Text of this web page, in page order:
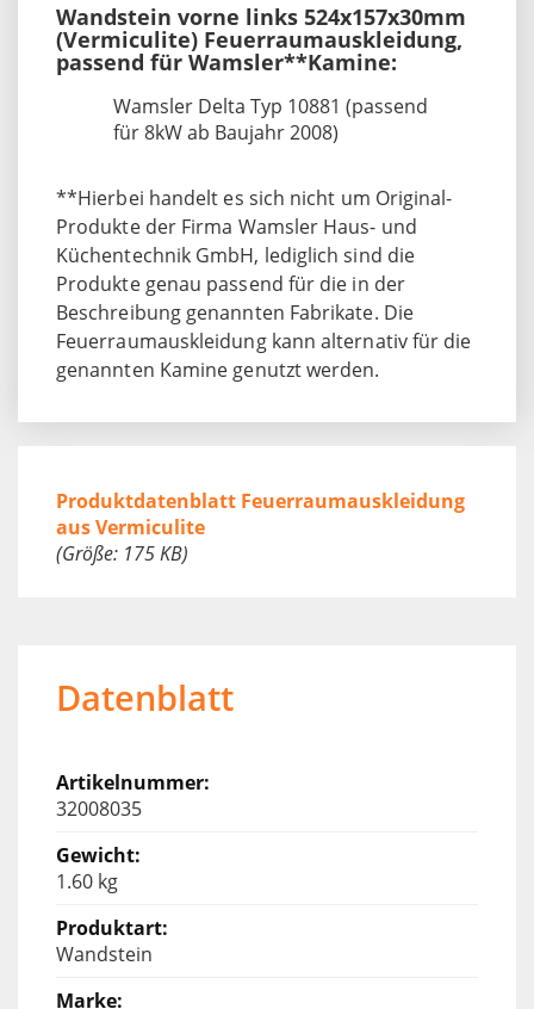
Wandstein vorne links 524x157x30mm
(Vermiculite) Feuerraumauskleidung,
passend für Wamsler**Kamine:
Wamsler Delta Typ 10881 (passend
für 8kW ab Baujahr 2008)
**Hierbei handelt es sich nicht um Original-
Produkte der Firma Wamsler Haus- und
Küchentechnik GmbH, lediglich sind die
Produkte genau passend für die in der
Beschreibung genannten Fabrikate. Die
Feuerraumauskleidung kann alternativ für die
genannten Kamine genutzt werden.
Produktdatenblatt Feuerraumauskleidung
aus Vermiculite
(Größe: 175 KB)
Datenblatt
32008035
1.60 kg
Wandstein